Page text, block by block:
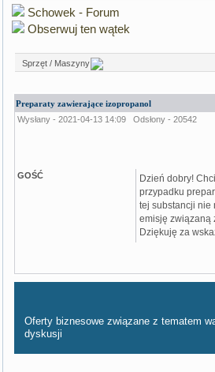
Schowek - Forum
Obserwuj ten wątek
Sprzęt / Maszyny
Preparaty zawierające izopropanol
Wysłany - 2021-04-13 14:09
Odsłony - 20542
GOŚĆ
Dzień dobry!
przypadku
tej substancji nie
emisję związaną
Dziękuję za
Oferty biznesowe związane z tematem
dyskusji